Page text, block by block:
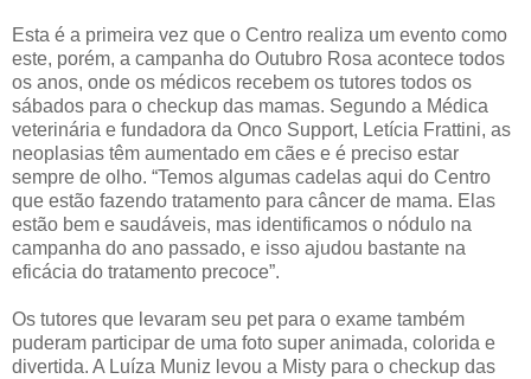
Esta é a primeira vez que o Centro realiza um evento como
este, porém, a campanha do Outubro Rosa acontece todos
os anos, onde os médicos recebem os tutores todos os
sábados para o checkup das mamas. Segundo a Médica
veterinária e fundadora da Onco Support, Letícia Frattini, as
neoplasias têm aumentado em cães e é preciso estar
sempre de olho. “Temos algumas cadelas aqui do Centro
que estão fazendo tratamento para câncer de mama. Elas
estão bem e saudáveis, mas identificamos o nódulo na
campanha do ano passado, e isso ajudou bastante na
eficácia do tratamento precoce”.
Os tutores que levaram seu pet para o exame também
puderam participar de uma foto super animada, colorida e
divertida. A Luíza Muniz levou a Misty para o checkup das